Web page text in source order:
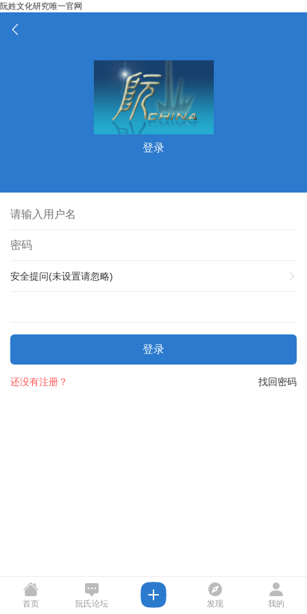
阮姓文化研究唯一官网
登录
安全提问(未设置请忽略)
登录
找回密码
还没有注册？
首页 阮氏论坛 发现 我的